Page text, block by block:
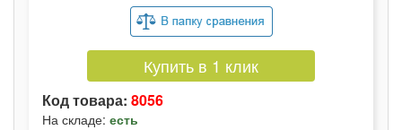
Купить в 1 клик
Код товара: 8056
На складе: есть